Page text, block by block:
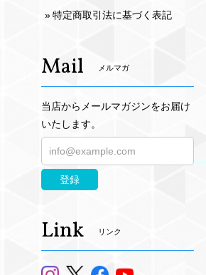
特定商取引法に基づく表記
Mail メルマガ
当店からメールマガジンをお届け
いたします。
登録
Link リンク